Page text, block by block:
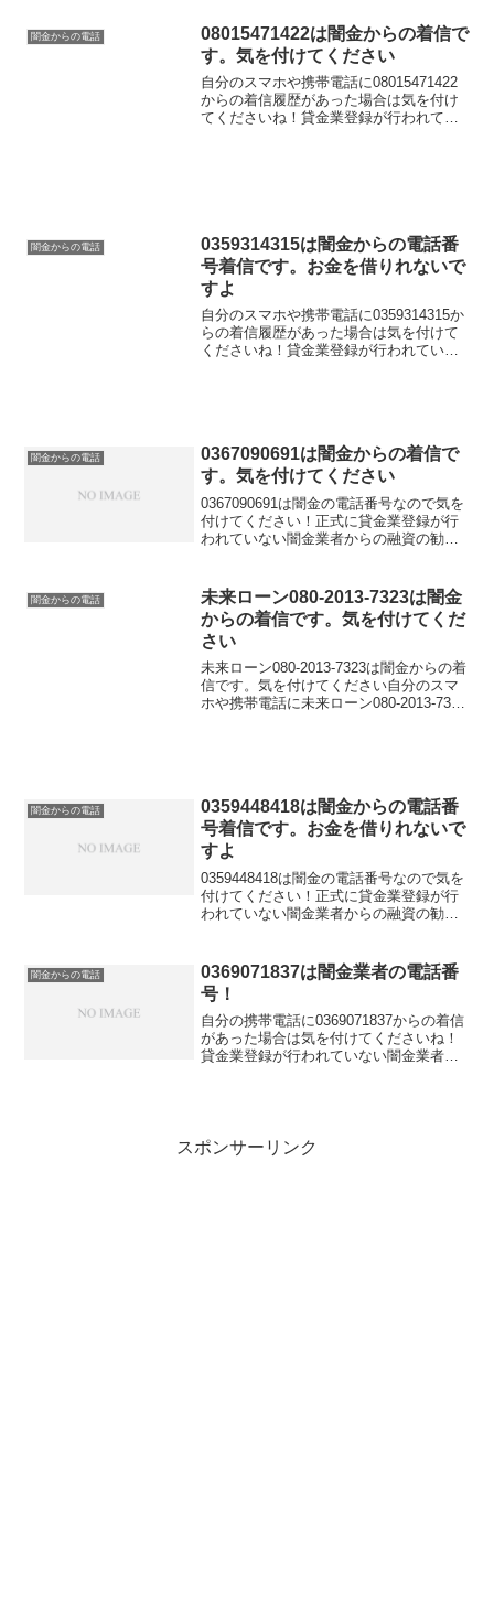
闇金からの電話
08015471422は闇金からの着信で
す。気を付けてください
自分のスマホや携帯電話に08015471422
からの着信履歴があった場合は気を付け
てくださいね！貸金業登録が行われてい
闇金からの電話
0359314315は闇金からの電話番
号着信です。お金を借りれないで
すよ
自分のスマホや携帯電話に0359314315か
らの着信履歴があった場合は気を付けて
くださいね！貸金業登録が行われていな
闇金からの電話
0367090691は闇金からの着信で
す。気を付けてください
0367090691は闇金の電話番号なので気を
付けてください！正式に貸金業登録が行
われていない闇金業者からの融資の勧誘
らすぐにご融資可能なので条件だけでも
聞いてください...
闇金からの電話
未来ローン080-2013-7323は闇金
からの着信です。気を付けてくだ
さい
未来ローン080-2013-7323は闇金からの着
信です。気を付けてください自分のスマ
ホや携帯電話に未来ローン080-2013-7323
闇金からの電話
0359448418は闇金からの電話番
号着信です。お金を借りれないで
すよ
0359448418は闇金の電話番号なので気を
付けてください！正式に貸金業登録が行
われていない闇金業者からの融資の勧誘
らすぐにご融資可能なので条件だけでも
聞いてください...
闇金からの電話
0369071837は闇金業者の電話番
号！
自分の携帯電話に0369071837からの着信
があった場合は気を付けてくださいね！
貸金業登録が行われていない闇金業者か
スポンサーリンク